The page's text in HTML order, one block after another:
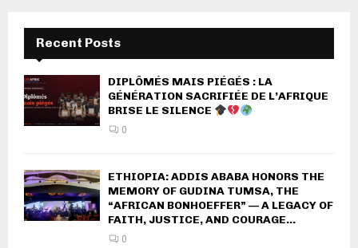
Recent Posts
DIPLÔMÉS MAIS PIÉGÉS : LA
GÉNÉRATION SACRIFIÉE DE L’AFRIQUE
BRISE LE SILENCE
0
ETHIOPIA: ADDIS ABABA HONORS THE
MEMORY OF GUDINA TUMSA, THE
“AFRICAN BONHOEFFER” — A LEGACY OF
FAITH, JUSTICE, AND COURAGE...
0